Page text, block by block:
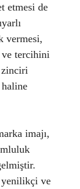
etmesi de
vermesi,
tercihini
zinciri
haline
imajı,
ve